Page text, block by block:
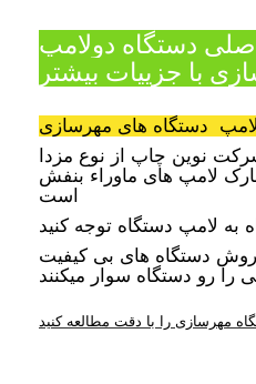
دستگاه دولامپ
نوین چاپ از نوع مزدا
لامپ های ماوراء بنفش
است
به لامپ دستگاه توجه کنید
دستگاه های بی کیفیت
را رو دستگاه سوار میکنند
مهرسازی را با دقت مطالعه کنید